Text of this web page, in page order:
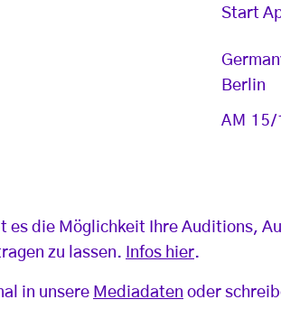
Start
Berlin
AM
es die Möglichkeit Ihre Auditions,
zu lassen.
Infos hier.
in unsere Mediadaten oder